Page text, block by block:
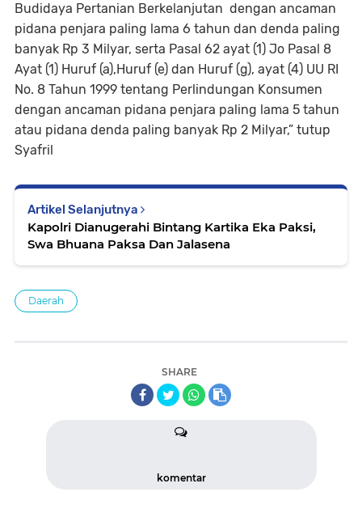
Budidaya Pertanian Berkelanjutan dengan ancaman
pidana penjara paling lama 6 tahun dan denda paling
banyak Rp 3 Milyar, serta Pasal 62 ayat (1) Jo Pasal 8
Ayat (1) Huruf (a),Huruf (e) dan Huruf (g), ayat (4) UU RI
No. 8 Tahun 1999 tentang Perlindungan Konsumen
dengan ancaman pidana penjara paling lama 5 tahun
atau pidana denda paling banyak Rp 2 Milyar,” tutup
Syafril
Artikel Selanjutnya
Kapolri Dianugerahi Bintang Kartika Eka Paksi,
Swa Bhuana Paksa Dan Jalasena
Daerah
SHARE
komentar